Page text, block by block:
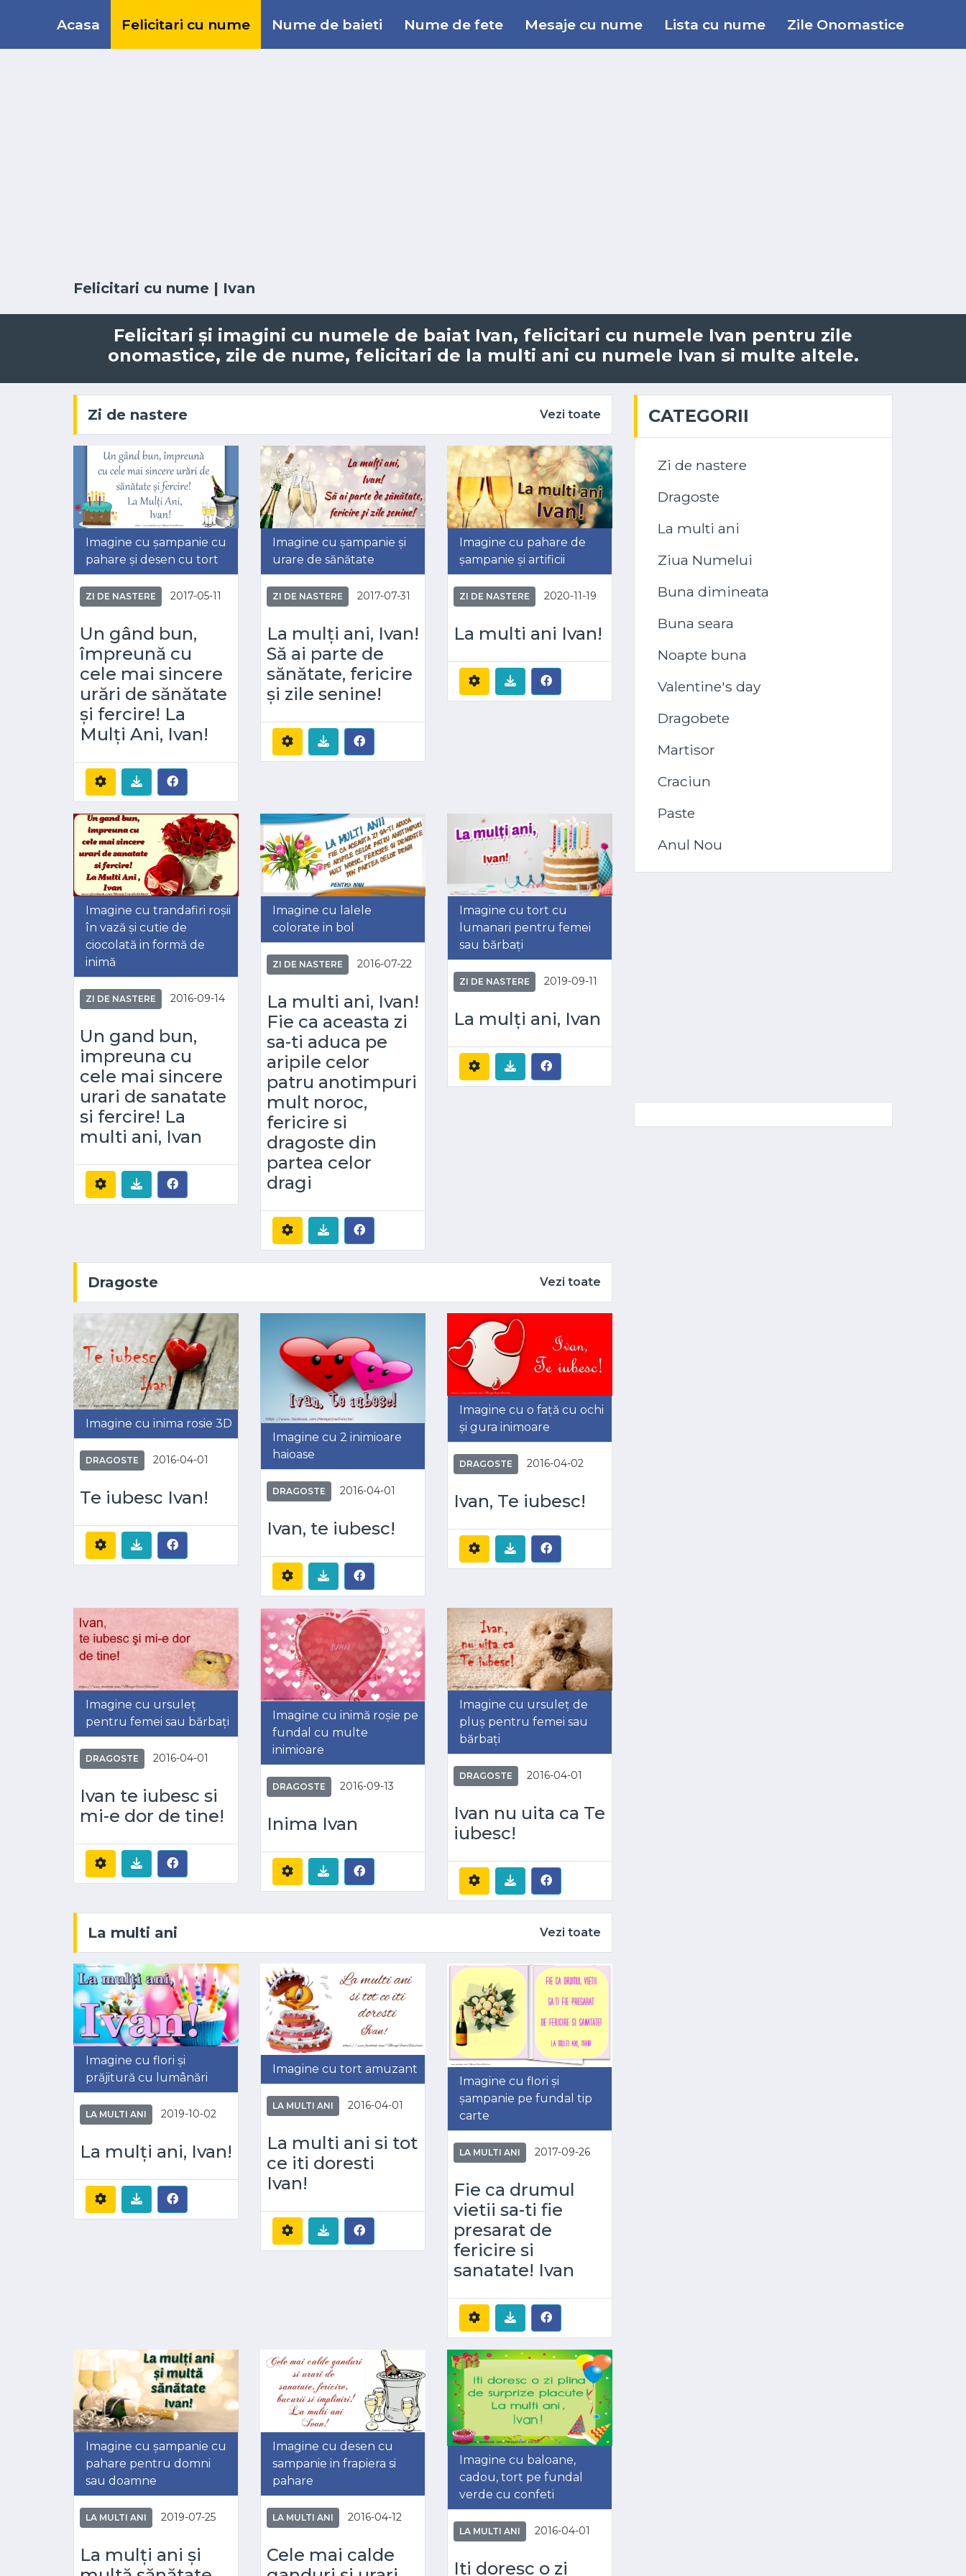
Acasa Felicitari cu nume Nume de baieti Nume de fete Mesaje cu nume Lista cu nume Zile Onomastice
Felicitari cu nume | Ivan
Felicitari și imagini cu numele de baiat Ivan, felicitari cu numele Ivan pentru zile
onomastice, zile de nume, felicitari de la multi ani cu numele Ivan si multe altele.
Zi de nastere Vezi toate
Imagine cu șampanie cu
pahare și desen cu tort
ZI DE NASTERE 2017-05-11
Un gând bun,
împreună cu
cele mai sincere
urări de sănătate
și fercire! La
Mulți Ani, Ivan!
Imagine cu șampanie și
urare de sănătate
ZI DE NASTERE 2017-07-31
La mulți ani, Ivan!
Să ai parte de
sănătate, fericire
și zile senine!
Imagine cu pahare de
șampanie și artificii
ZI DE NASTERE 2020-11-19
La multi ani Ivan!
Imagine cu trandafiri roșii
în vază și cutie de
ciocolată in formă de
inimă
ZI DE NASTERE 2016-09-14
Un gand bun,
impreuna cu
cele mai sincere
urari de sanatate
si fercire! La
multi ani, Ivan
Imagine cu lalele
colorate in bol
ZI DE NASTERE 2016-07-22
La multi ani, Ivan!
Fie ca aceasta zi
sa-ti aduca pe
aripile celor
patru anotimpuri
mult noroc,
fericire si
dragoste din
partea celor
dragi
Imagine cu tort cu
lumanari pentru femei
sau bărbați
ZI DE NASTERE 2019-09-11
La mulți ani, Ivan
Dragoste Vezi toate
Imagine cu inima rosie 3D
DRAGOSTE 2016-04-01
Te iubesc Ivan!
Imagine cu 2 inimioare
haioase
DRAGOSTE 2016-04-01
Ivan, te iubesc!
Imagine cu o față cu ochi
și gura inimoare
DRAGOSTE 2016-04-02
Ivan, Te iubesc!
Imagine cu ursuleț
pentru femei sau bărbați
DRAGOSTE 2016-04-01
Ivan te iubesc si
mi-e dor de tine!
Imagine cu inimă roșie pe
fundal cu multe
inimioare
DRAGOSTE 2016-09-13
Inima Ivan
Imagine cu ursuleț de
pluș pentru femei sau
bărbați
DRAGOSTE 2016-04-01
Ivan nu uita ca Te
iubesc!
La multi ani Vezi toate
Imagine cu flori și
prăjitură cu lumânări
LA MULTI ANI 2019-10-02
La mulți ani, Ivan!
Imagine cu tort amuzant
LA MULTI ANI 2016-04-01
La multi ani si tot
ce iti doresti
Ivan!
Imagine cu flori și
șampanie pe fundal tip
carte
LA MULTI ANI 2017-09-26
Fie ca drumul
vietii sa-ti fie
presarat de
fericire si
sanatate! Ivan
Imagine cu șampanie cu
pahare pentru domni
sau doamne
LA MULTI ANI 2019-07-25
La mulți ani și
Imagine cu desen cu
sampanie in frapiera si
pahare
LA MULTI ANI 2016-04-12
Cele mai calde
Imagine cu baloane,
cadou, tort pe fundal
verde cu confeti
LA MULTI ANI 2016-04-01
Iti doresc o zi
CATEGORII
Zi de nastere
Dragoste
La multi ani
Ziua Numelui
Buna dimineata
Buna seara
Noapte buna
Valentine's day
Dragobete
Martisor
Craciun
Paste
Anul Nou